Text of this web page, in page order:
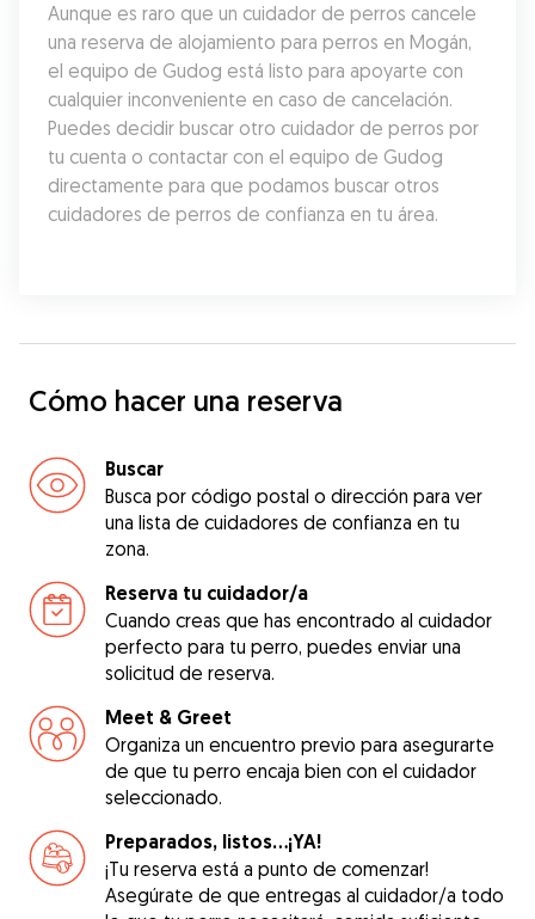
Aunque es raro que un cuidador de perros cancele
una reserva de alojamiento para perros en Mogán,
el equipo de Gudog está listo para apoyarte con
cualquier inconveniente en caso de cancelación.
Puedes decidir buscar otro cuidador de perros por
tu cuenta o contactar con el equipo de Gudog
directamente para que podamos buscar otros
cuidadores de perros de confianza en tu área.
Cómo hacer una reserva
Buscar
Busca por código postal o dirección para ver
una lista de cuidadores de confianza en tu
zona.
Reserva tu cuidador/a
Cuando creas que has encontrado al cuidador
perfecto para tu perro, puedes enviar una
solicitud de reserva.
Meet & Greet
Organiza un encuentro previo para asegurarte
de que tu perro encaja bien con el cuidador
seleccionado.
Preparados, listos...¡YA!
¡Tu reserva está a punto de comenzar!
Asegúrate de que entregas al cuidador/a todo